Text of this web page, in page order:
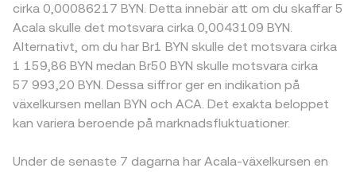
cirka 0,00086217 BYN. Detta innebär att om du skaffar 5
Acala skulle det motsvara cirka 0,0043109 BYN.
Alternativt, om du har Br1 BYN skulle det motsvara cirka
1 159,86 BYN medan Br50 BYN skulle motsvara cirka
57 993,20 BYN. Dessa siffror ger en indikation på
växelkursen mellan BYN och ACA. Det exakta beloppet
kan variera beroende på marknadsfluktuationer.
Under de senaste 7 dagarna har Acala-växelkursen en